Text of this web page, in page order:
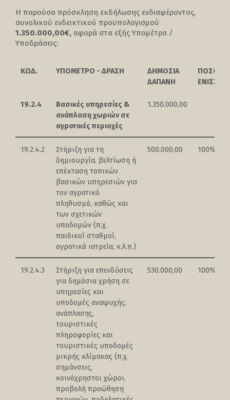
Η παρούσα πρόσκληση εκδήλωσης ενδιαφέροντος,
συνολικού ενδεικτικού προϋπολογισμού
1.350.000,00€, αφορά στα εξής Υπομέτρα /
Υποδράσεις:
ΚΩΔ. ΥΠΟΜΕΤΡΟ - ΔΡΑΣΗ
ΔΗΜΟΣΙΑ
ΔΑΠΑΝΗ
19.2.4
Βασικές υπηρεσίες &
ανάπλαση χωριών σε
αγροτικές περιοχές
1.350.000,00
19.2.4.2
Στήριξη για τη
δημιουργία, βελτίωση ή
επέκταση τοπικών
βασικών υπηρεσιών για
τον αγροτικό
πληθυσμό, καθώς και
των σχετικών
υποδομών (π.χ.
παιδικοί σταθμοί,
αγροτικά ιατρεία, κ.λ.π.)
500.000,00 100%
19.2.4.3
Στήριξη για επενδύσεις
για δημόσια χρήση σε
υπηρεσίες και
υποδομές αναψυχής,
ανάπλασης,
τουριστικές
πληροφορίες και
τουριστικές υποδομές
μικρής κλίμακας (π.χ.
σημάνσεις,
κοινόχρηστοι χώροι,
προβολή προώθηση
530.000,00 100%